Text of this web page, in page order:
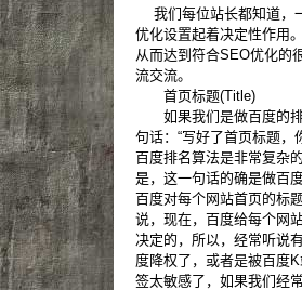
我们每位站长都知道，
优化设置起着决定性作用
从而达到符合SEO优化的
流交流。
首页标题(Title)
如果我们是做百度的排
句话：“写好了首页标题，
百度排名算法是非常复杂
是，这一句话的确是做百
百度对每个网站首页的标
说，现在，百度给每个网
决定的，所以，经常听说
度降权了，或者是被百度
签太敏感了，如果我们经